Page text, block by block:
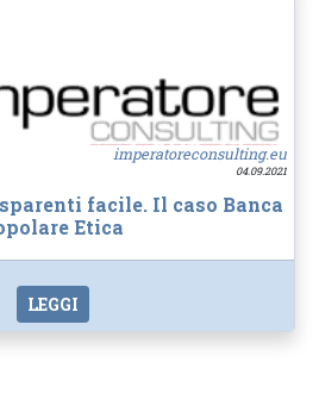
imperatoreconsulting.eu
04.09.2021
facile. Il caso Banca
Etica
LEGGI